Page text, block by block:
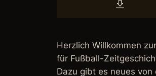
Herzlich Willkommen
für Fußball-
Dazu gibt es neues